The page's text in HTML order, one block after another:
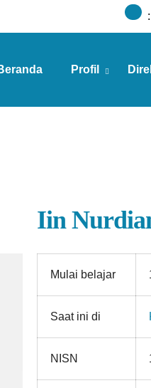
:
Profil
Iin
Mulai belajar
Saat ini di
NISN